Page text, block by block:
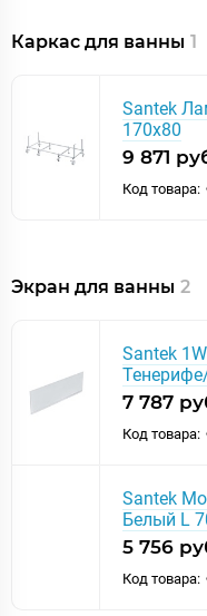
Каркас для ванны 1
Santek
170х80
9 871
Код товара:
Экран для ванны 2
Santek
7 787
Код товара:
Santek
Белый L
5 756
Код товара: